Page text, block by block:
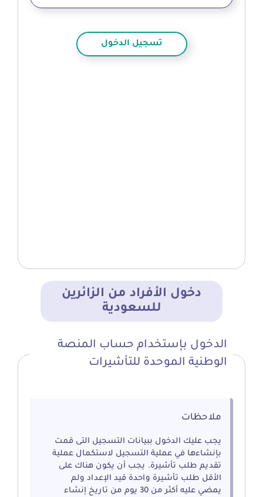
تسجيل الدخول
دخول الأفراد من الزائرين
للسعودية
الدخول بإستخدام حساب المنصة
الوطنية الموحدة للتأشيرات
ملاحظات
يجب عليك الدخول ببيانات التسجيل التى قمت
بإنشاءها في عملية التسجيل لاستكمال عملية
تقديم طلب تأشيرة. يجب أن يكون هناك على
الأقل طلب تأشيرة واحدة قيد الإعداد ولم
يمضي عليه أكثر من 30 يوم من تاريخ إنشاء